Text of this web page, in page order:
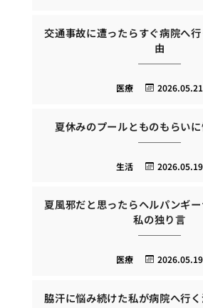
交通事故に遭ったらすぐ病院へ
由
2026.05.21
医療
夏休みのプールとものもらい
2026.05.19
生活
夏風邪だと思ったらヘルパンギ
私の独り言
2026.05.19
医療
脇汗に悩み続けた私が病院へ行